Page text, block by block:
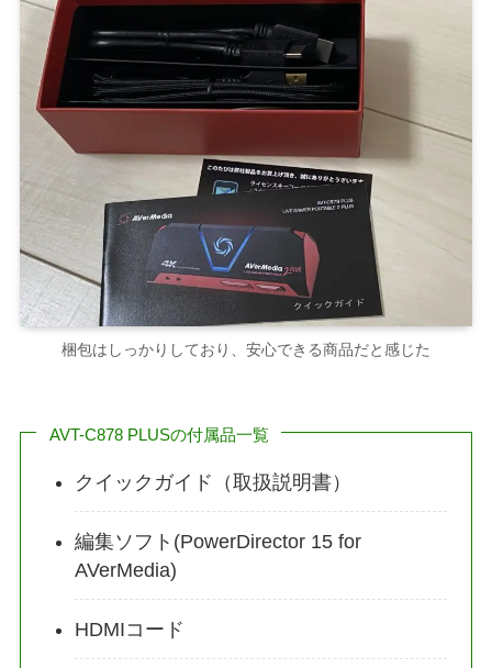
梱包はしっかりしており、安心できる商品だと感じた
AVT-C878 PLUSの付属品一覧
クイックガイド（取扱説明書）
編集ソフト(PowerDirector 15 for
AVerMedia)
HDMIコード